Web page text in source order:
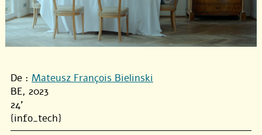
De : Mateusz François Bielinski
BE, 2023
24'
{info_tech}